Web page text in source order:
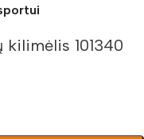
101340